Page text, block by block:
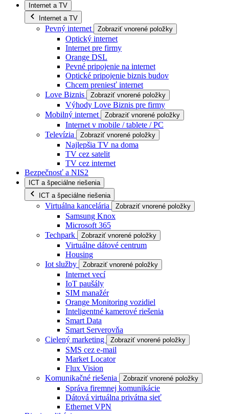
Internet a TV
Internet a TV
Pevný internet Zobraziť vnorené položky
Optický internet
Internet pre firmy
Orange DSL
Pevné pripojenie na internet
Optické pripojenie biznis budov
Chcem preniesť internet
Love Biznis
Zobraziť vnorené položky
Výhody Love Biznis pre firmy
Mobilný internet
Zobraziť vnorené položky
Internet v mobile / tablete / PC
Televízia
Zobraziť vnorené položky
Najlepšia TV na doma
TV cez satelit
TV cez internet
Bezpečnosť a NIS2
ICT a špeciálne riešenia
ICT a špeciálne riešenia
Virtuálna kancelária Zobraziť vnorené položky
Samsung Knox
Microsoft 365
Techpark
Zobraziť vnorené položky
Virtuálne dátové centrum
Housing
Iot služby
Zobraziť vnorené položky
Internet vecí
IoT paušály
SIM manažér
Orange Monitoring vozidiel
Inteligentné kamerové riešenia
Smart Data
Smart Serverovňa
Cielený marketing
Zobraziť vnorené položky
SMS cez e-mail
Market Locator
Flux Vision
Komunikačné riešenia
Zobraziť vnorené položky
Správa firemnej komunikácie
Dátová virtuálna privátna sieť
Ethernet VPN